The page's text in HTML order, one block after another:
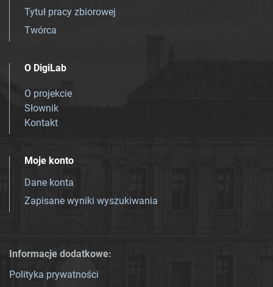
Tytuł pracy zbiorowej
Twórca
O DigiLab
O projekcie
Słownik
Kontakt
Moje konto
Dane konta
Zapisane wyniki wyszukiwania
Informacje dodatkowe:
Polityka prywatności